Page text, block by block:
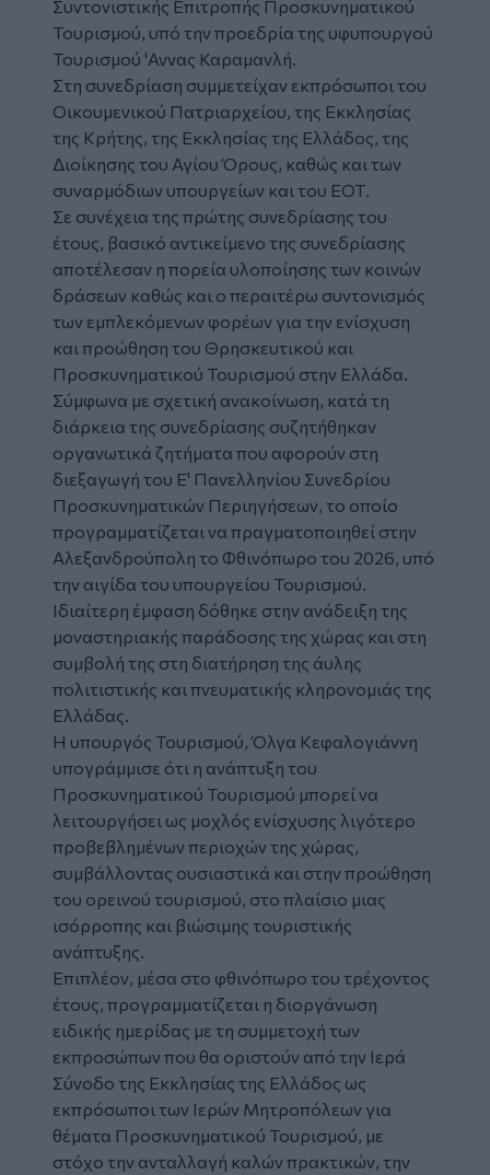
Συντονιστικής Επιτροπής Προσκυνηματικού
Τουρισμού, υπό την προεδρία της υφυπουργού
Τουρισμού 'Αννας Καραμανλή.
Στη συνεδρίαση συμμετείχαν εκπρόσωποι του
Οικουμενικού Πατριαρχείου, της Εκκλησίας
της Κρήτης, της Εκκλησίας της Ελλάδος, της
Διοίκησης του Αγίου Όρους, καθώς και των
συναρμόδιων υπουργείων και του ΕΟΤ.
Σε συνέχεια της πρώτης συνεδρίασης του
έτους, βασικό αντικείμενο της συνεδρίασης
αποτέλεσαν η πορεία υλοποίησης των κοινών
δράσεων καθώς και ο περαιτέρω συντονισμός
των εμπλεκόμενων φορέων για την ενίσχυση
και προώθηση του Θρησκευτικού και
Προσκυνηματικού Τουρισμού στην Ελλάδα.
Σύμφωνα με σχετική ανακοίνωση, κατά τη
διάρκεια της συνεδρίασης συζητήθηκαν
οργανωτικά ζητήματα που αφορούν στη
διεξαγωγή του Ε' Πανελληνίου Συνεδρίου
Προσκυνηματικών Περιηγήσεων, το οποίο
προγραμματίζεται να πραγματοποιηθεί στην
Αλεξανδρούπολη το Φθινόπωρο του 2026, υπό
την αιγίδα του υπουργείου Τουρισμού.
Ιδιαίτερη έμφαση δόθηκε στην ανάδειξη της
μοναστηριακής παράδοσης της χώρας και στη
συμβολή της στη διατήρηση της άυλης
πολιτιστικής και πνευματικής κληρονομιάς της
Ελλάδας.
Η υπουργός Τουρισμού, Όλγα Κεφαλογιάννη
υπογράμμισε ότι η ανάπτυξη του
Προσκυνηματικού Τουρισμού μπορεί να
λειτουργήσει ως μοχλός ενίσχυσης λιγότερο
προβεβλημένων περιοχών της χώρας,
συμβάλλοντας ουσιαστικά και στην προώθηση
του ορεινού τουρισμού, στο πλαίσιο μιας
ισόρροπης και βιώσιμης τουριστικής
ανάπτυξης.
Επιπλέον, μέσα στο φθινόπωρο του τρέχοντος
έτους, προγραμματίζεται η διοργάνωση
ειδικής ημερίδας με τη συμμετοχή των
εκπροσώπων που θα οριστούν από την Ιερά
Σύνοδο της Εκκλησίας της Ελλάδος ως
εκπρόσωποι των Ιερών Μητροπόλεων για
θέματα Προσκυνηματικού Τουρισμού, με
στόχο την ανταλλαγή καλών πρακτικών, την